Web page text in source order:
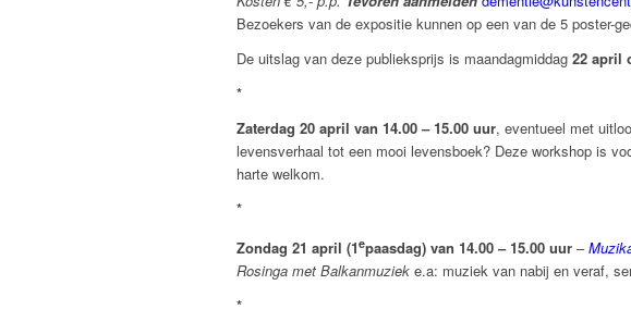
Bezoekers van de expositie kunnen op een van de 5 poster-
De uitslag van deze publieksprijs is maandagmiddag 22 april
*
Zaterdag 20 april van 14.00 – 15.00 uur, eventueel met
levensverhaal tot een mooi levensboek? Deze workshop is
harte welkom.
*
Zondag 21 april (1epaasdag) van 14.00 – 15.00 uur –
Rosinga met Balkanmuziek e.a: muziek van nabij en veraf,
*